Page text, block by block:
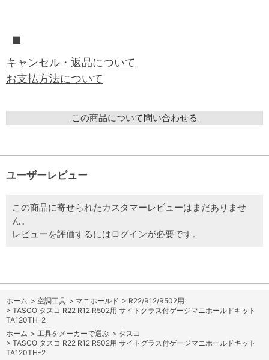
■
キャンセル・返品について
お支払方法について
この商品について問い合わせる
ユーザーレビュー
この商品に寄せられたカスタマーレビューはまだありませ
ん。
レビューを評価するにはログインが必要です。
ホーム > 空調工具 > マニホールド > R22/R12/R502用
> TASCO タスコ R22 R12 R502用 サイトグラス付ゲージマニホールドキット
TA120TH-2
ホーム > 工具をメーカーで選ぶ > タスコ
> TASCO タスコ R22 R12 R502用 サイトグラス付ゲージマニホールドキット
TA120TH-2